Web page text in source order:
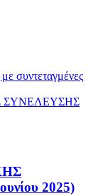
συντεταγμένες
ΣΥΝΕΛΕΥΣΗΣ
2025)